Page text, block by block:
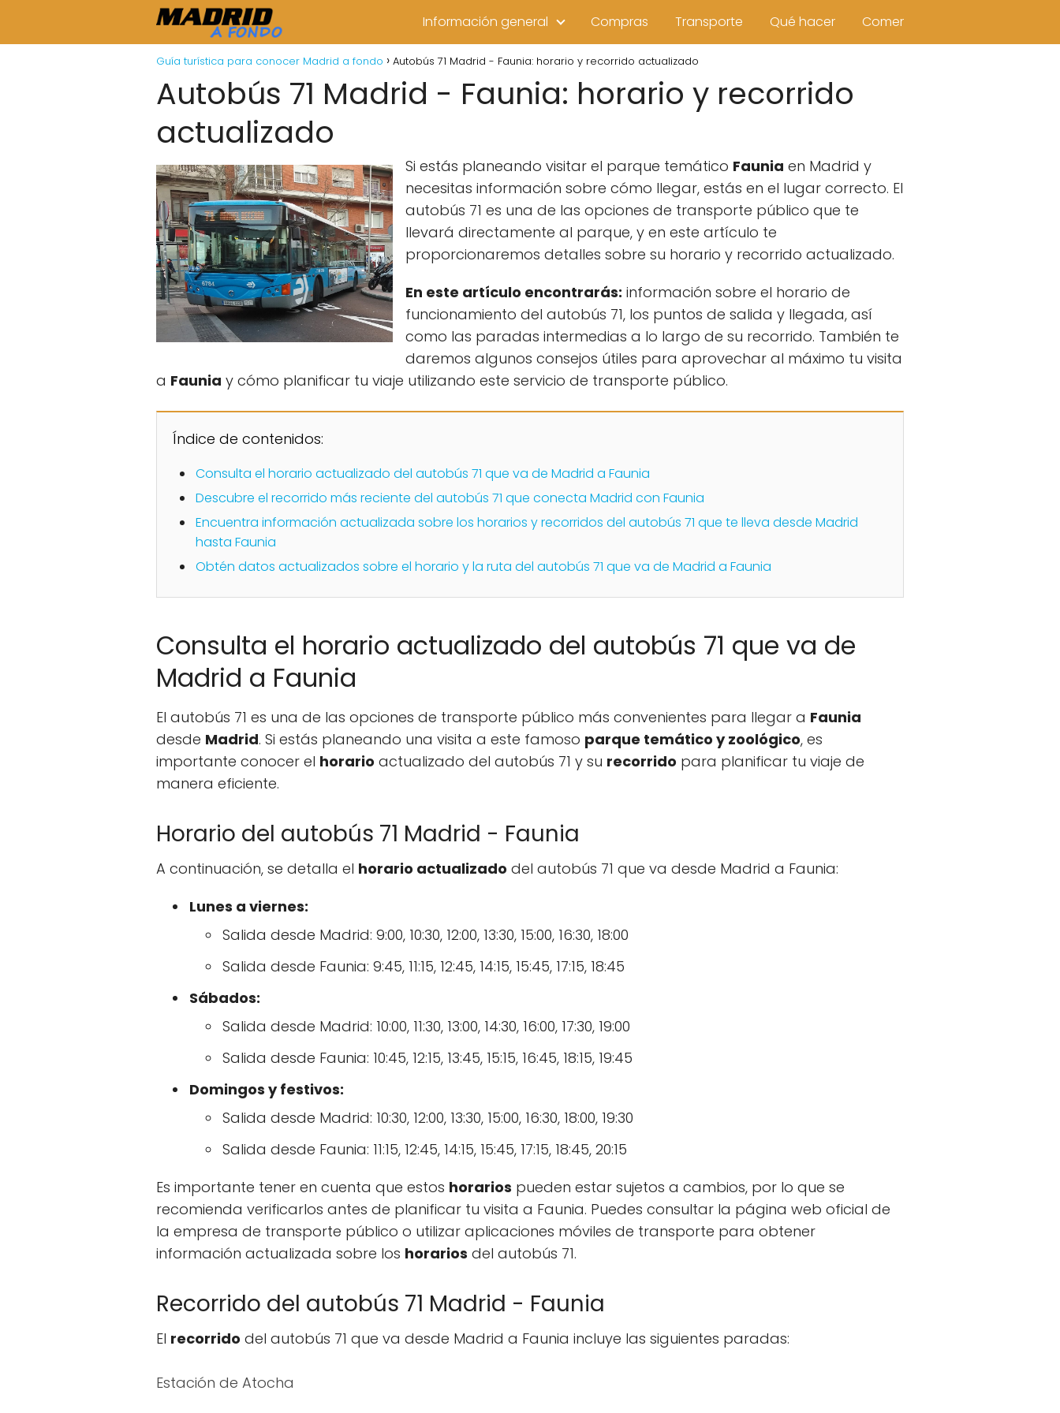
Información general Compras Transporte Qué hacer Comer
Guía turística para conocer Madrid a fondo Autobús 71 Madrid - Faunia: horario y recorrido actualizado
Autobús 71 Madrid - Faunia: horario y recorrido
actualizado
Si estás planeando visitar el parque temático Faunia en Madrid y
necesitas información sobre cómo llegar, estás en el lugar correcto. El
autobús 71 es una de las opciones de transporte público que te
llevará directamente al parque, y en este artículo te
proporcionaremos detalles sobre su horario y recorrido actualizado.
En este artículo encontrarás: información sobre el horario de
funcionamiento del autobús 71, los puntos de salida y llegada, así
como las paradas intermedias a lo largo de su recorrido. También te
daremos algunos consejos útiles para aprovechar al máximo tu visita
a Faunia y cómo planificar tu viaje utilizando este servicio de transporte público.
Índice de contenidos:
Consulta el horario actualizado del autobús 71 que va de Madrid a Faunia
Descubre el recorrido más reciente del autobús 71 que conecta Madrid con Faunia
Encuentra información actualizada sobre los horarios y recorridos del autobús 71 que te lleva desde Madrid
hasta Faunia
Obtén datos actualizados sobre el horario y la ruta del autobús 71 que va de Madrid a Faunia
Consulta el horario actualizado del autobús 71 que va de
Madrid a Faunia
El autobús 71 es una de las opciones de transporte público más convenientes para llegar a Faunia
desde Madrid. Si estás planeando una visita a este famoso parque temático y zoológico, es
importante conocer el horario actualizado del autobús 71 y su recorrido para planificar tu viaje de
manera eficiente.
Horario del autobús 71 Madrid - Faunia
A continuación, se detalla el horario actualizado del autobús 71 que va desde Madrid a Faunia:
Lunes a viernes:
Salida desde Madrid: 9:00, 10:30, 12:00, 13:30, 15:00, 16:30, 18:00
Salida desde Faunia: 9:45, 11:15, 12:45, 14:15, 15:45, 17:15, 18:45
Sábados:
Salida desde Madrid: 10:00, 11:30, 13:00, 14:30, 16:00, 17:30, 19:00
Salida desde Faunia: 10:45, 12:15, 13:45, 15:15, 16:45, 18:15, 19:45
Domingos y festivos:
Salida desde Madrid: 10:30, 12:00, 13:30, 15:00, 16:30, 18:00, 19:30
Salida desde Faunia: 11:15, 12:45, 14:15, 15:45, 17:15, 18:45, 20:15
Es importante tener en cuenta que estos horarios pueden estar sujetos a cambios, por lo que se
recomienda verificarlos antes de planificar tu visita a Faunia. Puedes consultar la página web oficial de
la empresa de transporte público o utilizar aplicaciones móviles de transporte para obtener
información actualizada sobre los horarios del autobús 71.
Recorrido del autobús 71 Madrid - Faunia
El recorrido del autobús 71 que va desde Madrid a Faunia incluye las siguientes paradas:
Estación de Atocha